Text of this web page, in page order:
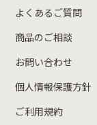
よくあるご質問
商品のご相談
お問い合わせ
個人情報保護方針
ご利用規約